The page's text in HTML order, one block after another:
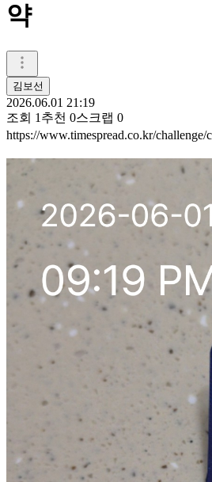
약
김보선
2026.06.01 21:19
조회 1 추천 0스크랩 0
https://www.timespread.co.kr/